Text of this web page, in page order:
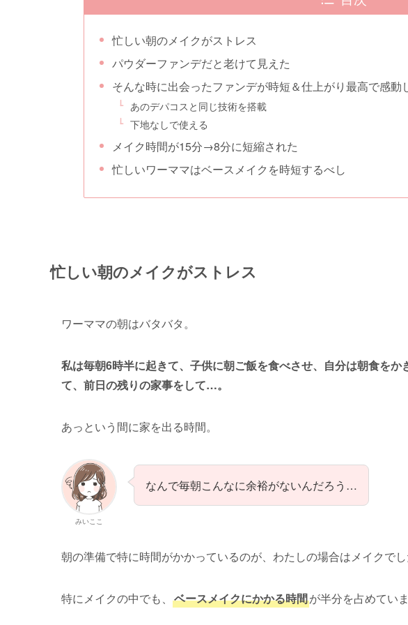
忙しい朝のメイクがストレス
パウダーファンデだと老けて見えた
そんな時に出会ったファンデが時短＆仕上がり最高で感動
あのデパコスと同じ技術を搭載
下地なしで使える
メイク時間が15分→8分に短縮された
忙しいワーママはベースメイクを時短するべし
忙しい朝のメイクがストレス
ワーママの朝はバタバタ。
私は毎朝6時半に起きて、子供に朝ご飯を食べさせ、自分は朝食を
て、前日の残りの家事をして…。
あっという間に家を出る時間。
みいここ
なんで毎朝こんなに余裕がないんだろう…
朝の準備で特に時間がかかっているのが、わたしの場合はメイクでし
特にメイクの中でも、 ベースメイクにかかる時間が半分を占めていま